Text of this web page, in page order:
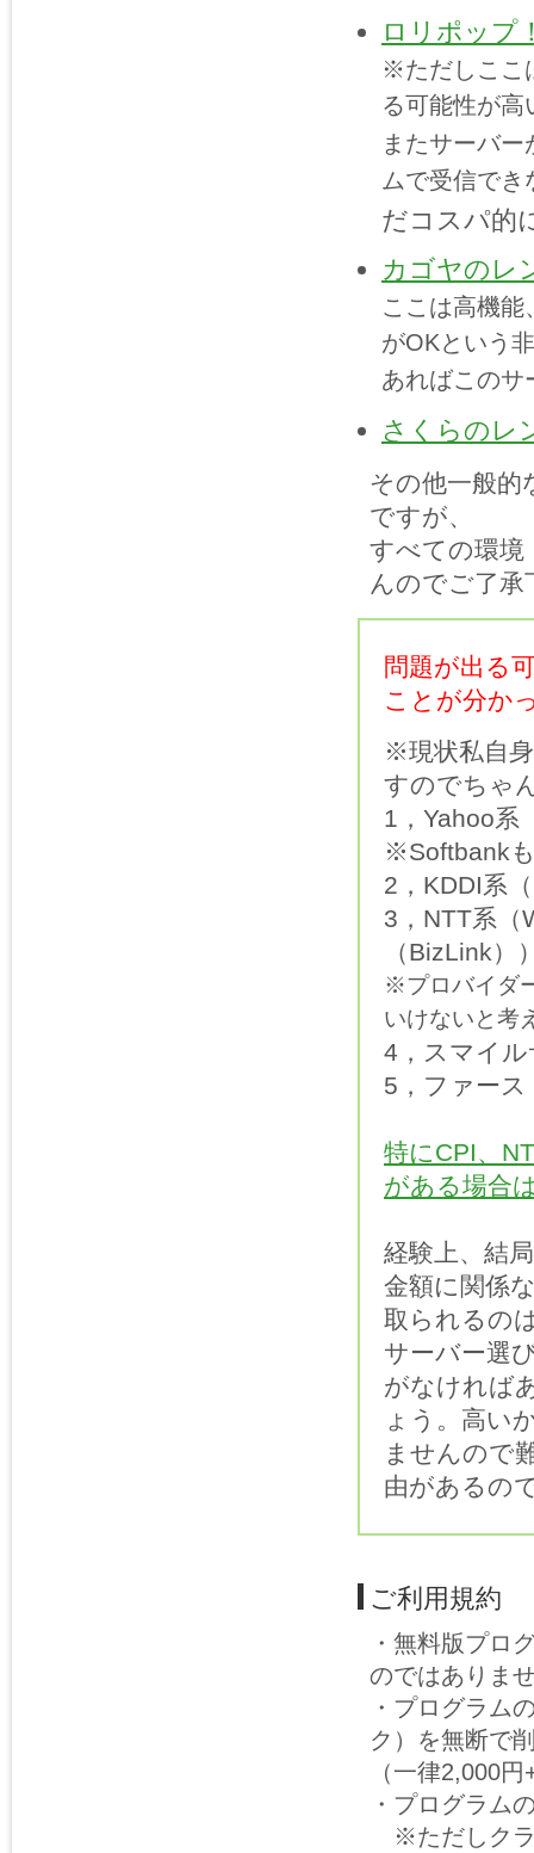
ロリポップ
※ただしここ
る可能性が高
またサーバ
ムで受信でき
だコスパ的
カゴヤのレ
ここは高機
がOKという
あればこのサ
さくらのレ
その他一般
ですが、
すべての環境
んのでご了承
問題が出る
ことが分か
※現状私自
すのでちゃ
1，Yahoo系
※Softbank
2，KDDI系
3，NTT系（
（BizLink）
※プロバイダ
いけないと考
4，スマイ
5，ファー
特にCPI、
がある場合
経験上、結
金額に関係
取られるの
サーバー選
がなければ
ょう。高い
ませんので
由があるの
ご利用規約
・無料版プロ
のではありま
・プログラム
ク）を無断で
（一律2,000
・プログラム
※ただしクラ